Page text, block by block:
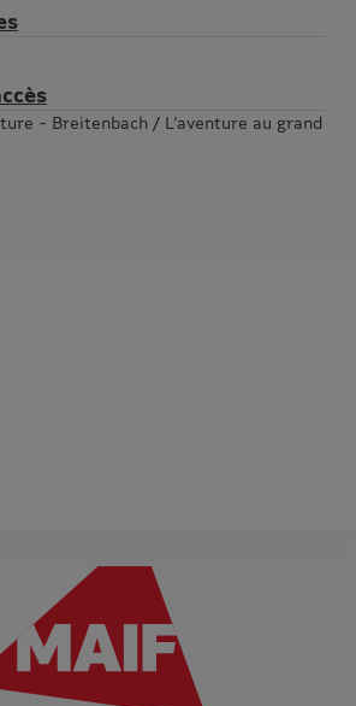
– Breitenbach / L’aventure au grand